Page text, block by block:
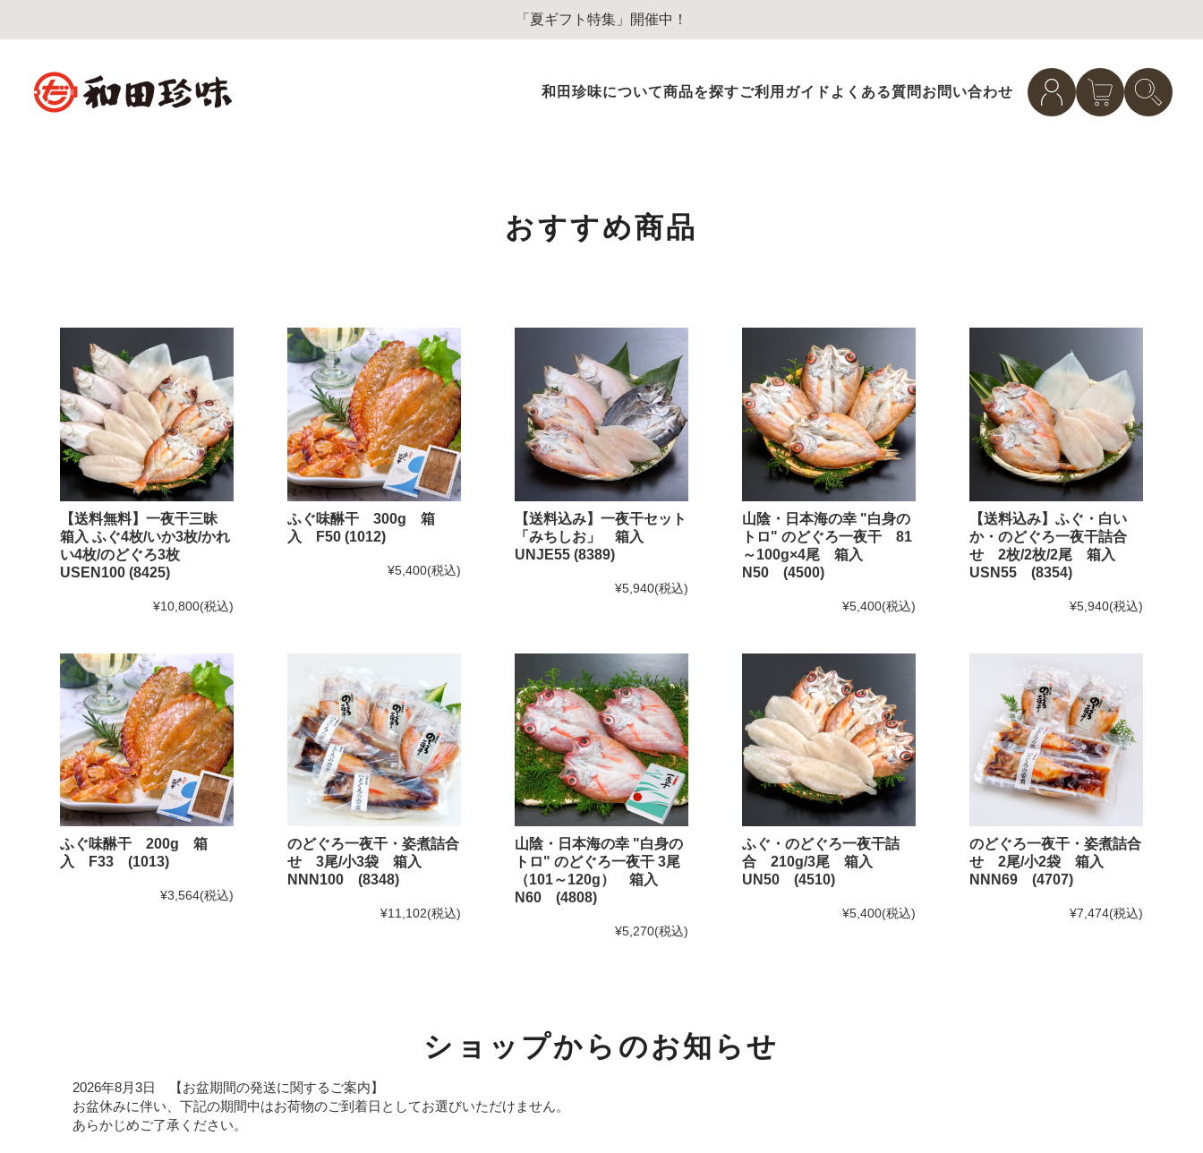
「夏ギフト特集」開催中！
和田珍味について商品を探す
ふぐ一夜干
のどぐろ商品
のどぐろ一夜干
のどぐろのたたき
のどぐろの姿煮
のどぐろのアクアパッツァ
いか商品
白いか一夜干
その他商品
かれい商品
あなご商品
おひとりさま鍋シリーズ
めしともシリーズ
Shinwaカフェシリーズ
ふんわり焼きあげシリーズ
お試しセット
ご利用ガイド よくある質問 お問い合わせ
おすすめ商品
【送料無料】一夜干三昧
箱入 ふぐ4枚/いか3枚/かれ
い4枚/のどぐろ3枚
USEN100 (8425)
¥10,800(税込)
ふぐ味醂干 300g 箱
入 F50 (1012)
¥5,400(税込)
【送料込み】一夜干セット
「みちしお」 箱入
UNJE55 (8389)
¥5,940(税込)
山陰・日本海の幸 "白身の
トロ" のどぐろ一夜干 81
～100g×4尾 箱入
N50 (4500)
¥5,400(税込)
【送料込み】ふぐ・白い
か・のどぐろ一夜干詰合
せ 2枚/2枚/2尾 箱入
USN55 (8354)
¥5,940(税込)
ふぐ味醂干 200g 箱
入 F33 (1013)
¥3,564(税込)
のどぐろ一夜干・姿煮詰合
せ 3尾/小3袋 箱入
NNN100 (8348)
¥11,102(税込)
山陰・日本海の幸 "白身の
トロ" のどぐろ一夜干 3尾
（101～120g） 箱入
N60 (4808)
¥5,270(税込)
ふぐ・のどぐろ一夜干詰
合 210g/3尾 箱入
UN50 (4510)
¥5,400(税込)
のどぐろ一夜干・姿煮詰合
せ 2尾/小2袋 箱入
NNN69 (4707)
¥7,474(税込)
ショップからのお知らせ
2026年8月3日 【お盆期間の発送に関するご案内】
お盆休みに伴い、下記の期間中はお荷物のご到着日としてお選びいただけません。
あらかじめご了承ください。